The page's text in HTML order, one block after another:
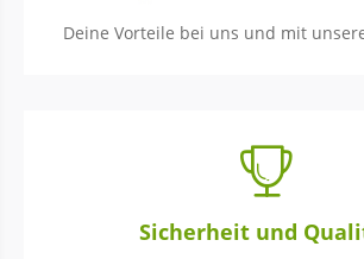
Deine Vorteile bei uns und mit
Sicherheit und